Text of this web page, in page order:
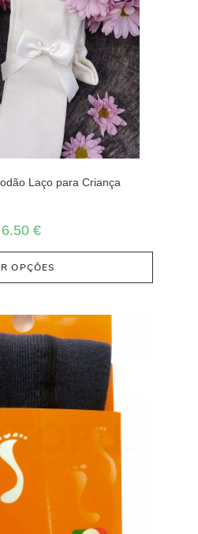
Laço para Criança
6.50 €
OPÇÕES